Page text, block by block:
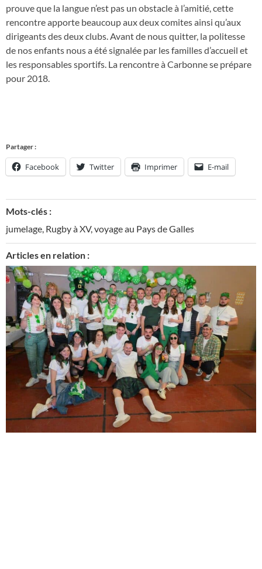
prouve que la langue n’est pas un obstacle à l’amitié, cette
rencontre apporte beaucoup aux deux comites ainsi qu’aux
dirigeants des deux clubs. Avant de nous quitter, la politesse
de nos enfants nous a été signalée par les familles d’accueil et
les responsables sportifs. La rencontre à Carbonne se prépare
pour 2018.
Partager :
Facebook Twitter Imprimer E-mail
Mots-clés :
jumelage, Rugby à XV,voyage au Pays de Galles
Articles en relation :